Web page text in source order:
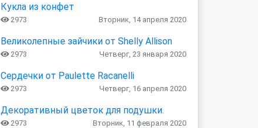
Кукла из конфет
2973 Вторник, 14 апреля 2020
Великолепные зайчики от Shelly Allison
2973 Четверг, 23 января 2020
Сердечки от Paulette Racanelli
2973 Четверг, 16 апреля 2020
Декоративный цветок для подушки.
2973 Вторник, 11 февраля 2020